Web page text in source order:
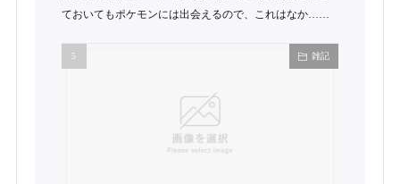
ておいてもポケモンには出会えるので、これはなか……
雑記